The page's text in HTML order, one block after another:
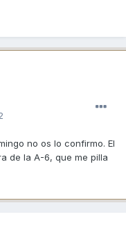
no os lo confirmo. El
de la A-6, que me pilla